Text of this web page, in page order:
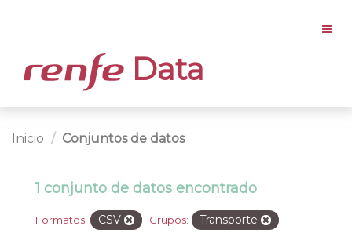
Data
Inicio Conjuntos de datos
1 conjunto de datos encontrado
Formatos: CSV Grupos: Transporte